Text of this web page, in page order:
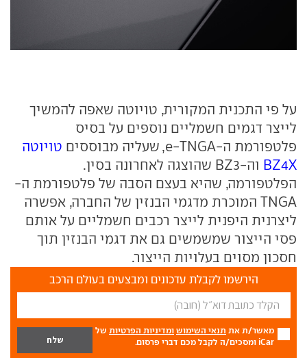
על פי התכנית המקורית, טויוטה שאפה להמשיך
לייצר דגמים חשמליים נוספים על בסיס
פלטפורמת ה-e-TNGA, שעליה מבוססים
טויוטה
BZ4X
וה-BZ3 שהוצגה לאחרונה בסין.
הפלטפורמה, שהיא בעצם הסבה של פלטפורמת ה-
TNGA המוכרת מדגמי הבנזין של החברה, אפשרה
ליצרנית היפנית לייצר רכבים חשמליים על אותם
פסי הייצור שמשמשים גם את דגמי הבנזין תוך
חסכון מסוים בעלויות הייצור.
הירשמו לקבלת עדכונים ומבצעים בעולם הרכב
מאשר/ת את תנאי השימוש ומדיניות הפרטיות של
iCar ומסכים/ה לקבל מכם דברי פרסום.